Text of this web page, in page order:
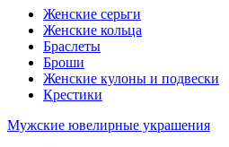
Женские серьги
Женские кольца
Браслеты
Броши
Женские кулоны и подвески
Крестики
Мужские ювелирные украшения